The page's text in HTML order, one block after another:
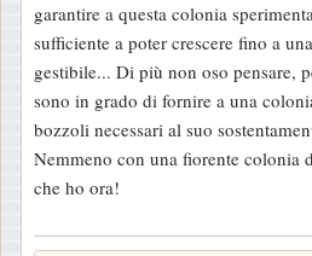
garantire a questa colonia
sufficiente a poter crescere fino a
gestibile... Di più non oso pensare,
sono in grado di fornire a una
bozzoli necessari al suo
Nemmeno con una fiorente colonia
che ho ora!